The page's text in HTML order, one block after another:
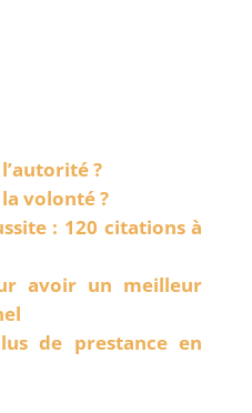
?
volonté ?
: 120 citations à
avoir un meilleur
de prestance en